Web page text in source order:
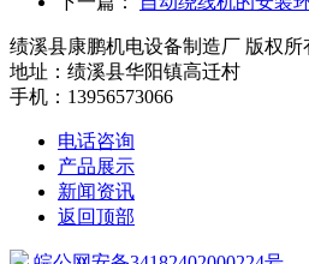
绩溪县康鹏机电设备制造厂 版权所
地址：绩溪县华阳镇高迁村
手机：13956573066
电话咨询
产品展示
新闻资讯
返回顶部